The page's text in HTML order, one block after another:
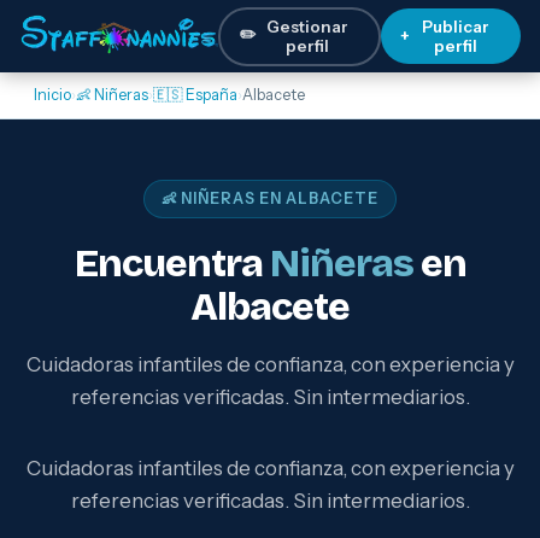
✏️ Gestionar
perfil
+
Publicar
perfil
Inicio›👶 Niñeras›🇪🇸 España›Albacete
👶 NIÑERAS EN ALBACETE
Encuentra Niñerasen
Albacete
Cuidadoras infantiles de confianza, con experiencia y
referencias verificadas. Sin intermediarios.
Cuidadoras infantiles de confianza, con experiencia y
referencias verificadas. Sin intermediarios.